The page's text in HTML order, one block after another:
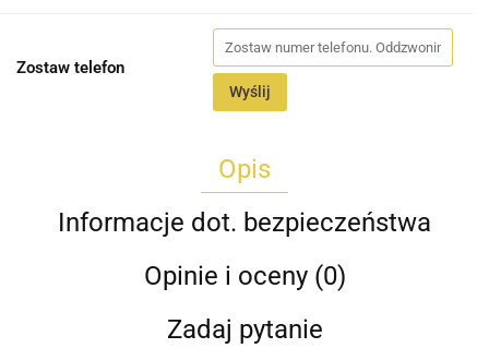
Zostaw telefon
Wyślij
Opis
Informacje dot. bezpieczeństwa
Opinie i oceny (0)
Zadaj pytanie